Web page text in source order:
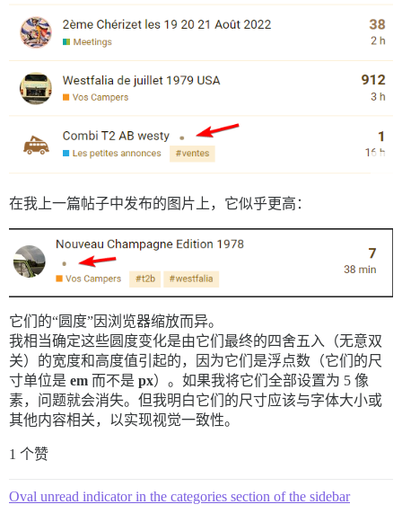
在我上一篇帖子中发布的图片上，它似乎更高：
它们的“圆度”因浏览器缩放而异。
我相当确定这些圆度变化是由它们最终的四舍五入（无意双
关）的宽度和高度值引起的，因为它们是浮点数（它们的尺
寸单位是 em 而不是 px）。如果我将它们全部设置为 5 像
素，问题就会消失。但我明白它们的尺寸应该与字体大小或
其他内容相关，以实现视觉一致性。
1 个赞
Oval unread indicator in the categories section of the sidebar